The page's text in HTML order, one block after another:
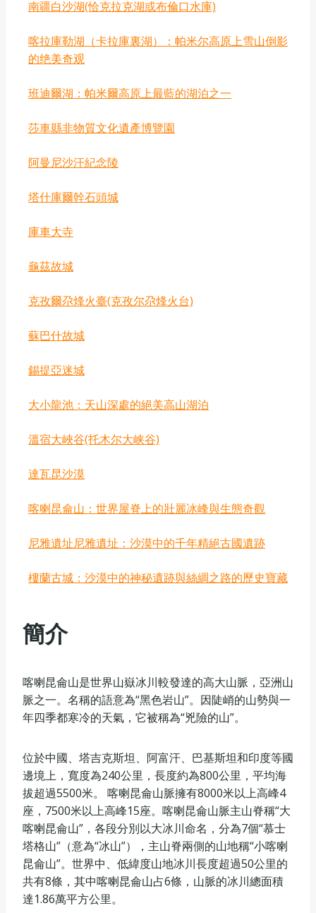
‌南疆白沙湖‌(恰克拉克湖或布倫口水庫)
喀拉庫勒湖（卡拉庫裏湖）：帕米尔高原上雪山倒影
的绝美奇观
班迪爾湖：帕米爾高原上最藍的湖泊之一
莎車縣非物質文化遺產博覽園
阿曼尼沙汗紀念陵
塔什庫爾幹石頭城
‌庫車大寺
龜茲故城
克孜爾尕烽火臺(克孜尔尕烽火台)
蘇巴什故城
錫提亞迷城
‌大小龍池：天山深處的絕美高山湖泊
‌溫宿大峽谷(托木尔大峡谷)
達瓦昆沙漠
喀喇昆侖山：世界屋脊上的壯麗冰峰與生態奇觀
尼雅遺址尼雅遺址：沙漠中的千年精絕古國遺跡
樓蘭古城：沙漠中的神秘遺跡與絲綢之路的歷史寶藏
簡介
喀喇昆侖山是世界山嶽冰川較發達的高大山脈，亞洲山
脈之一。名稱的語意為“黑色岩山”。因陡峭的山勢與一
年四季都寒冷的天氣，它被稱為“兇險的山”。
位於中國、塔吉克斯坦、阿富汗、巴基斯坦和印度等國
邊境上，寬度為240公里，長度約為800公里，平均海
拔超過5500米。 喀喇昆侖山脈擁有8000米以上高峰4
座，7500米以上高峰15座。喀喇昆侖山脈主山脊稱“大
喀喇昆侖山”，各段分別以大冰川命名，分為7個“慕士
塔格山”（意為“冰山”），主山脊兩側的山地稱“小喀喇
昆侖山”。世界中、低緯度山地冰川長度超過50公里的
共有8條，其中喀喇昆侖山占6條，山脈的冰川總面積
達1.86萬平方公里。